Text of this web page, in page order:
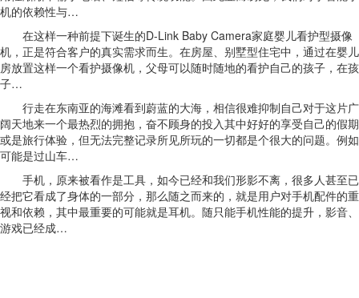
机的依赖性与…
在这样一种前提下诞生的D-Link Baby Camera家庭婴儿看护型摄像
机，正是符合客户的真实需求而生。在房屋、别墅型住宅中，通过在婴儿
房放置这样一个看护摄像机，父母可以随时随地的看护自己的孩子，在孩
子…
行走在东南亚的海滩看到蔚蓝的大海，相信很难抑制自己对于这片广
阔天地来一个最热烈的拥抱，奋不顾身的投入其中好好的享受自己的假期
或是旅行体验，但无法完整记录所见所玩的一切都是个很大的问题。例如
可能是过山车…
手机，原来被看作是工具，如今已经和我们形影不离，很多人甚至已
经把它看成了身体的一部分，那么随之而来的，就是用户对手机配件的重
视和依赖，其中最重要的可能就是耳机。随只能手机性能的提升，影音、
游戏已经成…